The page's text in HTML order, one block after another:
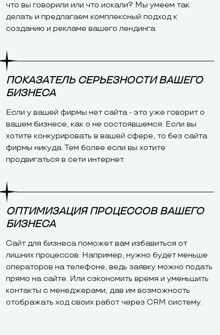
что вы говорили или что искали? Мы умеем так
делать и предлагаем комплексный подход к
созданию и рекламе вашего лендинга
ПОКАЗАТЕЛЬ СЕРЬЕЗНОСТИ ВАШЕГО
БИЗНЕСА
Если у вашей фирмы нет сайта - это уже говорит о
вашем бизнесе, как о не состоявшемся. Если вы
хотите конкурировать в вашей сфере, то без сайта
фирмы никуда. Тем более если вы хотите
продвигаться в сети интернет.
ОПТИМИЗАЦИЯ ПРОЦЕССОВ ВАШЕГО
БИЗНЕСА
Сайт для бизнеса поможет вам избавиться от
лишних процессов. Например, нужно будет меньше
операторов на телефоне, ведь заявку можно подать
прямо на сайте. Или сэкономить время и уменьшить
контакты с менеджерами, дав им возможность
отображать ход своих работ через CRM систему.